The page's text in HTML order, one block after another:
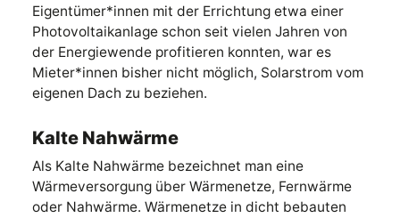
Eigentümer*innen mit der Errichtung etwa einer
Photovoltaikanlage schon seit vielen Jahren von
der Energiewende profitieren konnten, war es
Mieter*innen bisher nicht möglich, Solarstrom vom
eigenen Dach zu beziehen.
Kalte Nahwärme
Als Kalte Nahwärme bezeichnet man eine
Wärmeversorgung über Wärmenetze, Fernwärme
oder Nahwärme. Wärmenetze in dicht bebauten